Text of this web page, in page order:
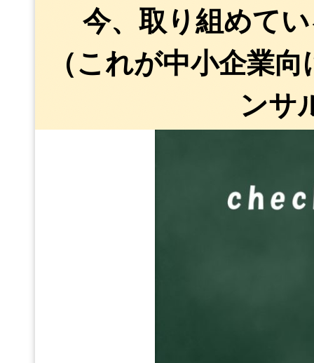
今、取り組めて
（これが中小企業
ンサ